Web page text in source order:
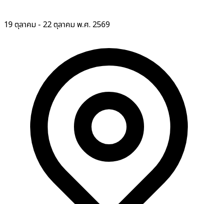
19 ตุลาคม - 22 ตุลาคม พ.ศ. 2569